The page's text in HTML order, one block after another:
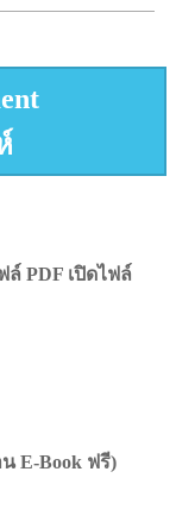
ล์ PDF เปิดไฟล์
E-Book ฟรี)